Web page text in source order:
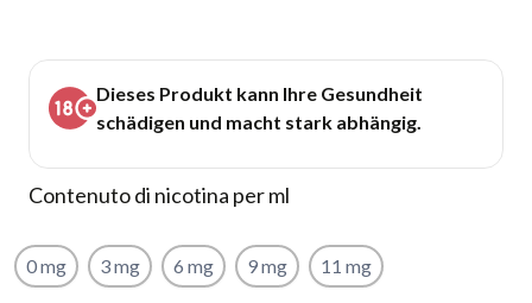
Dieses Produkt kann Ihre Gesundheit
schädigen und macht stark abhängig.
Contenuto di nicotina per ml
0 mg 3 mg 6 mg 9 mg 11 mg